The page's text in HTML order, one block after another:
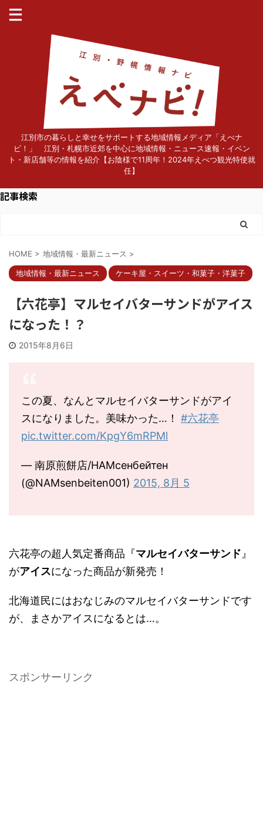
江別市の暮らしと幸せをサポートする地域情報メディア「えべナ
ビ！」 江別・札幌市近郊を中心に地域情報・ニュース速報・イベン
ト・新店舗等の情報を紹介【お陰様で11周年！2024年えべつ観光特使就
任】
記事検索
HOME > 地域情報・最新ニュース >
地域情報・最新ニュース ケーキ屋・スイーツ・和菓子・洋菓子
【六花亭】マルセイバターサンドがアイス
になった！？
2015年8月6日
この夏、なんとマルセイバターサンドがアイ
スになりました。美味かった…！ #六花亭
pic.twitter.com/KpgY6mRPMl
— 南原煎餅店/НАМсенбейтен
(@NAMsenbeiten001) 2015, 8月 5
六花亭の超人気定番商品『マルセイバターサンド』
がアイスになった商品が新発売！
北海道民にはおなじみのマルセイバターサンドです
が、まさかアイスになるとは…。
スポンサーリンク